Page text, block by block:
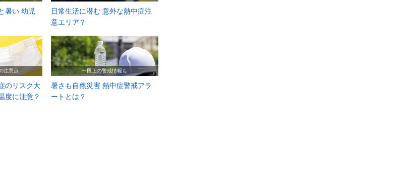
暑い 幼児
日常生活に潜む 意外な熱中症注
意エリア？
のリスク大
度に注意？
注意点
暑さも自然災害 熱中症警戒アラ
ートとは？
一段上の警戒情報も